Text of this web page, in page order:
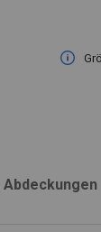
Abdeckungen